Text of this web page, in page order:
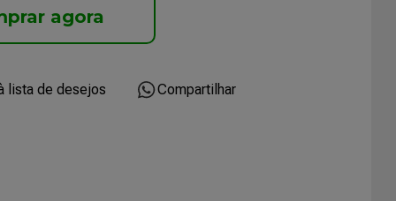
Compartilhar